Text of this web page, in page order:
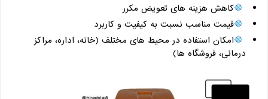
کاهش هزینه‌ های تعویض مکرر
قیمت مناسب نسبت به کیفیت و کاربرد
امکان استفاده در محیط‌ های مختلف (خانه، اداره، مراکز
درمانی، فروشگاه‌ ها)